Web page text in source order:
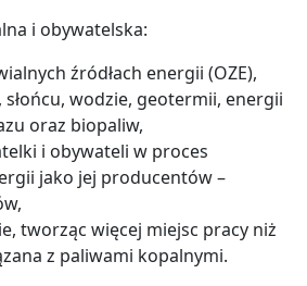
i obywatelska:
źródłach energii (OZE),
słońcu, wodzie, geotermii, energii
oraz biopaliw,
i obywateli w proces
jako jej producentów –
tworząc więcej miejsc pracy niż
z paliwami kopalnymi.